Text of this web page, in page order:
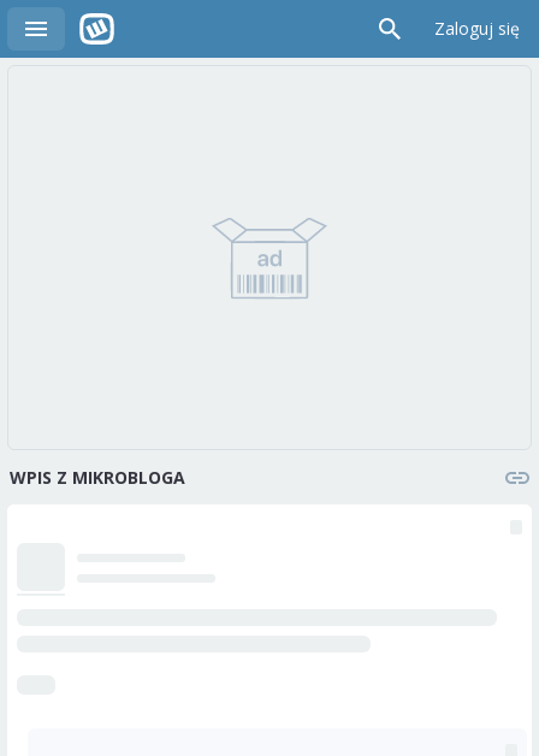
Zaloguj się
WPIS Z MIKROBLOGA